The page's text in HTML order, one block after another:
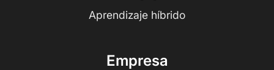
Aprendizaje híbrido
Empresa